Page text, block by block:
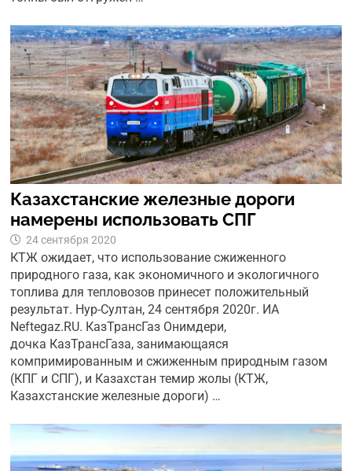
Казахстанские железные дороги
намерены использовать СПГ
24 сентября 2020
КТЖ ожидает, что использование сжиженного
природного газа, как экономичного и экологичного
топлива для тепловозов принесет положительный
результат. Нур-Султан, 24 сентября 2020г. ИА
Neftegaz.RU. КазТрансГаз Онимдери,
дочка КазТрансГаза, занимающаяся
компримированным и сжиженным природным газом
(КПГ и СПГ), и Казахстан темир жолы (КТЖ,
Казахстанские железные дороги) …